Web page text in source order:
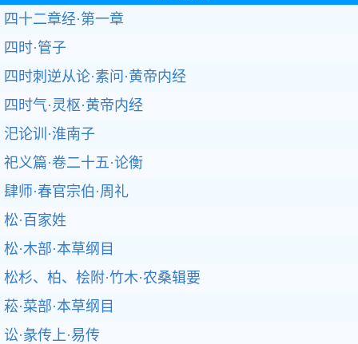
四十二章经·第一章
四时·管子
四时刺逆从论·素问·黄帝内经
四时气·灵枢·黄帝内经
汜论训·淮南子
祀义篇·卷二十五·论衡
肆师·春官宗伯·周礼
松·百家姓
松·木部·本草纲目
松杉、柏、桧附·竹木·农桑辑要
菘·菜部·本草纲目
讼·彖传上·易传